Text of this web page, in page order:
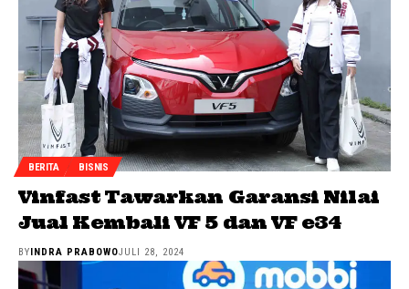
BERITA BISNIS
Vinfast Tawarkan Garansi Nilai
Jual Kembali VF 5 dan VF e34
BY INDRA PRABOWOJULI 28, 2024